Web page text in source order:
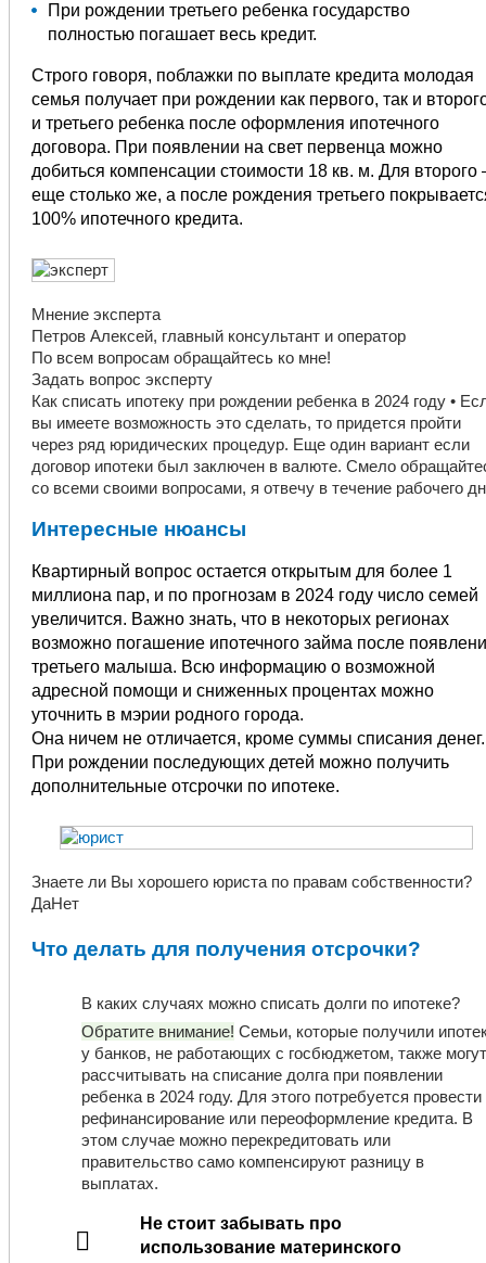
При рождении третьего ребенка государство
полностью погашает весь кредит.
Строго говоря, поблажки по выплате кредита молодая
семья получает при рождении как первого, так и
и третьего ребенка после оформления ипотечного
договора. При появлении на свет первенца можно
добиться компенсации стоимости 18 кв. м. Для
еще столько же, а после рождения третьего
100% ипотечного кредита.
Мнение эксперта
Петров Алексей, главный консультант и оператор
По всем вопросам обращайтесь ко мне!
Задать вопрос эксперту
Как списать ипотеку при рождении ребенка в 2024 году •
вы имеете возможность это сделать, то придется пройти
через ряд юридических процедур. Еще один вариант если
договор ипотеки был заключен в валюте. Смело
со всеми своими вопросами, я отвечу в течение рабочего
Интересные нюансы
Квартирный вопрос остается открытым для более 1
миллиона пар, и по прогнозам в 2024 году число семей
увеличится. Важно знать, что в некоторых регионах
возможно погашение ипотечного займа после
третьего малыша. Всю информацию о возможной
адресной помощи и сниженных процентах можно
уточнить в мэрии родного города.
Она ничем не отличается, кроме суммы списания денег.
При рождении последующих детей можно получить
дополнительные отсрочки по ипотеке.
Знаете ли Вы хорошего юриста по правам собственности?
ДаНет
Что делать для получения отсрочки?
В каких случаях можно списать долги по ипотеке?
Обратите внимание! Семьи, которые получили
у банков, не работающих с госбюджетом, также могут
рассчитывать на списание долга при появлении
ребенка в 2024 году. Для этого потребуется провести
рефинансирование или переоформление кредита. В
этом случае можно перекредитовать или
правительство само компенсируют разницу в
выплатах.
Не стоит забывать про
использование материнского